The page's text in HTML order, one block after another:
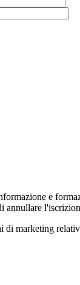
e
marketing